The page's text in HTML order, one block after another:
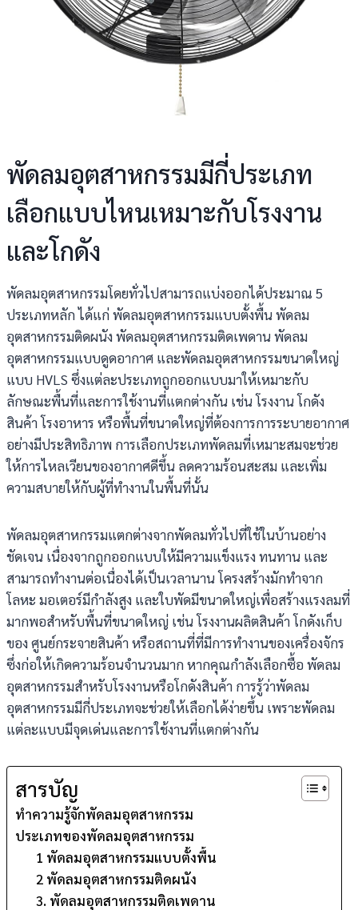
พัดลมอุตสาหกรรมมีกี่ประเภท
เลือกแบบไหนเหมาะกับโรงงาน
และโกดัง
พัดลมอุตสาหกรรมโดยทั่วไปสามารถแบ่งออกได้ประมาณ 5
ประเภทหลัก ได้แก่ พัดลมอุตสาหกรรมแบบตั้งพื้น พัดลม
อุตสาหกรรมติดผนัง พัดลมอุตสาหกรรมติดเพดาน พัดลม
อุตสาหกรรมแบบดูดอากาศ และพัดลมอุตสาหกรรมขนาดใหญ่
แบบ HVLS ซึ่งแต่ละประเภทถูกออกแบบมาให้เหมาะกับ
ลักษณะพื้นที่และการใช้งานที่แตกต่างกัน เช่น โรงงาน โกดัง
สินค้า โรงอาหาร หรือพื้นที่ขนาดใหญ่ที่ต้องการการระบายอากาศ
อย่างมีประสิทธิภาพ การเลือกประเภทพัดลมที่เหมาะสมจะช่วย
ให้การไหลเวียนของอากาศดีขึ้น ลดความร้อนสะสม และเพิ่ม
ความสบายให้กับผู้ที่ทำงานในพื้นที่นั้น
พัดลมอุตสาหกรรมแตกต่างจากพัดลมทั่วไปที่ใช้ในบ้านอย่าง
ชัดเจน เนื่องจากถูกออกแบบให้มีความแข็งแรง ทนทาน และ
สามารถทำงานต่อเนื่องได้เป็นเวลานาน โครงสร้างมักทำจาก
โลหะ มอเตอร์มีกำลังสูง และใบพัดมีขนาดใหญ่เพื่อสร้างแรงลมที่
มากพอสำหรับพื้นที่ขนาดใหญ่ เช่น โรงงานผลิตสินค้า โกดังเก็บ
ของ ศูนย์กระจายสินค้า หรือสถานที่ที่มีการทำงานของเครื่องจักร
ซึ่งก่อให้เกิดความร้อนจำนวนมาก หากคุณกำลังเลือกซื้อ พัดลม
อุตสาหกรรมสำหรับโรงงานหรือโกดังสินค้า การรู้ว่าพัดลม
อุตสาหกรรมมีกี่ประเภทจะช่วยให้เลือกได้ง่ายขึ้น เพราะพัดลม
แต่ละแบบมีจุดเด่นและการใช้งานที่แตกต่างกัน
สารบัญ
ทำความรู้จักพัดลมอุตสาหกรรม
ประเภทของพัดลมอุตสาหกรรม
1 พัดลมอุตสาหกรรมแบบตั้งพื้น
2 พัดลมอุตสาหกรรมติดผนัง
3. พัดลมอุตสาหกรรมติดเพดาน